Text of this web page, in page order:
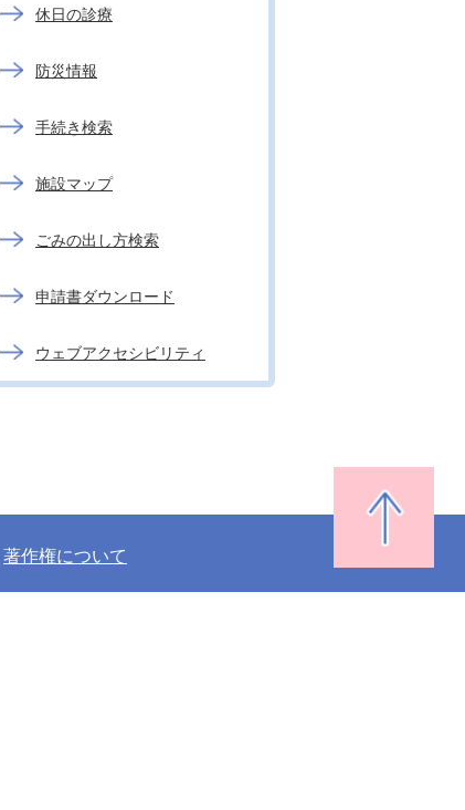
休日の診療
防災情報
手続き検索
施設マップ
ごみの出し方検索
申請書ダウンロード
ウェブアクセシビリティ
著作権について